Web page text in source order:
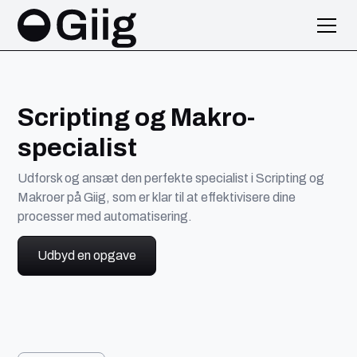
Scripting og Makro-
specialist
Udforsk og ansæt den perfekte specialist i Scripting og
Makroer på Giig, som er klar til at effektivisere dine
processer med automatisering.
Udbyd en opgave